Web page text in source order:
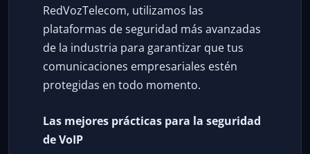
RedVozTelecom, utilizamos las
plataformas de seguridad más avanzadas
de la industria para garantizar que tus
comunicaciones empresariales estén
protegidas en todo momento.
Las mejores prácticas para la seguridad
de VoIP